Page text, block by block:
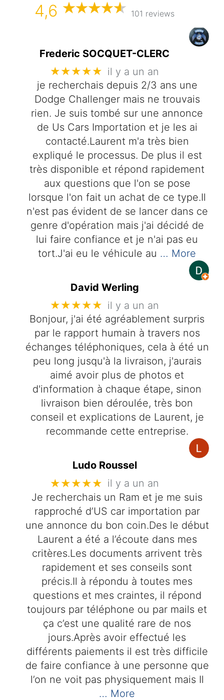
4,6 101 reviews
Frederic SOCQUET-CLERC
★★★★★ il y a un an
je recherchais depuis 2/3 ans une
Dodge Challenger mais ne trouvais
rien. Je suis tombé sur une annonce
de Us Cars Importation et je les ai
contacté.Laurent m'a très bien
expliqué le processus. De plus il est
très disponible et répond rapidement
aux questions que l'on se pose
lorsque l'on fait un achat de ce type.Il
n'est pas évident de se lancer dans ce
genre d'opération mais j'ai décidé de
lui faire confiance et je n'ai pas eu
tort.J'ai eu le véhicule au … More
David Werling
★★★★★ il y a un an
Bonjour, j'ai été agréablement surpris
par le rapport humain à travers nos
échanges téléphoniques, cela à été un
peu long jusqu'à la livraison, j'aurais
aimé avoir plus de photos et
d'information à chaque étape, sinon
livraison bien déroulée, très bon
conseil et explications de Laurent, je
recommande cette entreprise.
Ludo Roussel
★★★★★ il y a un an
Je recherchais un Ram et je me suis
rapproché d’US car importation par
une annonce du bon coin.Des le début
Laurent a été a l’écoute dans mes
critères.Les documents arrivent très
rapidement et ses conseils sont
précis.Il à répondu à toutes mes
questions et mes craintes, il répond
toujours par téléphone ou par mails et
ça c’est une qualité rare de nos
jours.Après avoir effectué les
différents paiements il est très difficile
de faire confiance à une personne que
l’on ne voit pas physiquement mais Il
… More